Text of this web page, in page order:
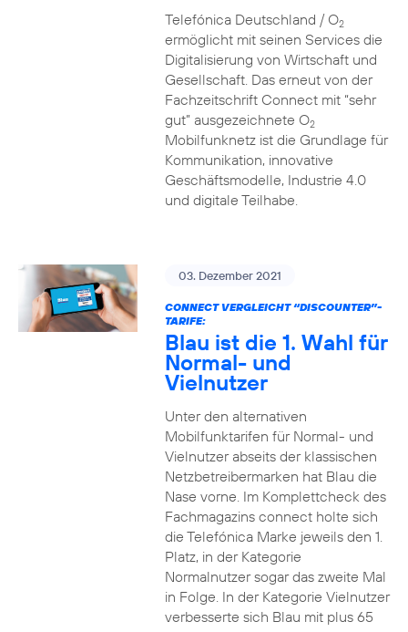
Telefónica Deutschland / O2
ermöglicht mit seinen Services die
Digitalisierung von Wirtschaft und
Gesellschaft. Das erneut von der
Fachzeitschrift Connect mit “sehr
gut” ausgezeichnete O2
Mobilfunknetz ist die Grundlage für
Kommunikation, innovative
Geschäftsmodelle, Industrie 4.0
und digitale Teilhabe.
03. Dezember 2021
CONNECT VERGLEICHT “DISCOUNTER”-
TARIFE:
Blau ist die 1. Wahl für
Normal- und
Vielnutzer
Unter den alternativen
Mobilfunktarifen für Normal- und
Vielnutzer abseits der klassischen
Netzbetreibermarken hat Blau die
Nase vorne. Im Komplettcheck des
Fachmagazins connect holte sich
die Telefónica Marke jeweils den 1.
Platz, in der Kategorie
Normalnutzer sogar das zweite Mal
in Folge. In der Kategorie Vielnutzer
verbesserte sich Blau mit plus 65